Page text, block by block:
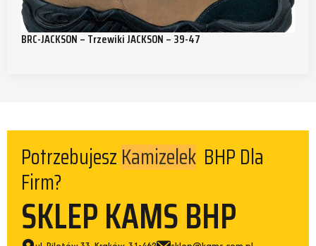
BRC-JACKSON – Trzewiki JACKSON – 39-47
PotrzebujeszKamizelek BHP Dla
Firm?
SKLEP KAMS BHP